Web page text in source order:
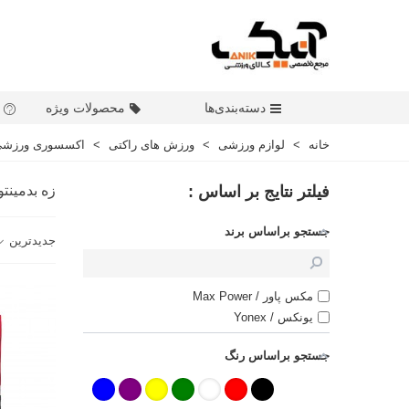
دسته‌بندی‌ها محصولات ویژه
خانه > لوازم ورزشی > ورزش های راکتی > اکسسوری
فیلتر نتایج بر اساس :
جستجو براساس برند
مکس پاور / Max Power
یونکس / Yonex
جستجو براساس رنگ
زه
جدیدترین